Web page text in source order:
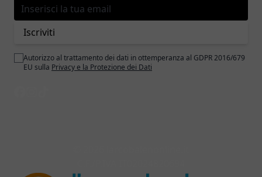
Indirizzo email
Iscriviti
Autorizzo al trattamento dei dati in ottemperanza al GDPR 2016/679
EU sulla Privacy e la Protezione dei Dati